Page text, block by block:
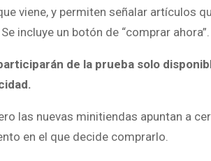
viene, y permiten señalar artículos
incluye un botón de “comprar ahora”.
de la prueba solo
las nuevas minitiendas apuntan a
en el que decide comprarlo.